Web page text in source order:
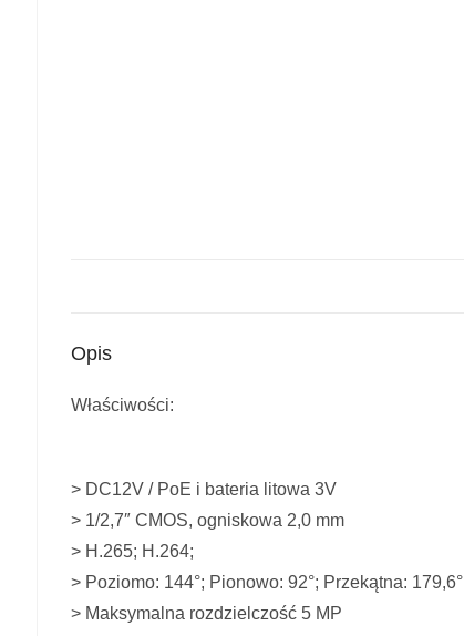
Opis
Właściwości:
> DC12V / PoE i bateria litowa 3V
> 1/2,7″ CMOS, ogniskowa 2,0 mm
> H.265; H.264;
> Poziomo: 144°; Pionowo: 92°; Przekątna: 179,6°
> Maksymalna rozdzielczość 5 MP